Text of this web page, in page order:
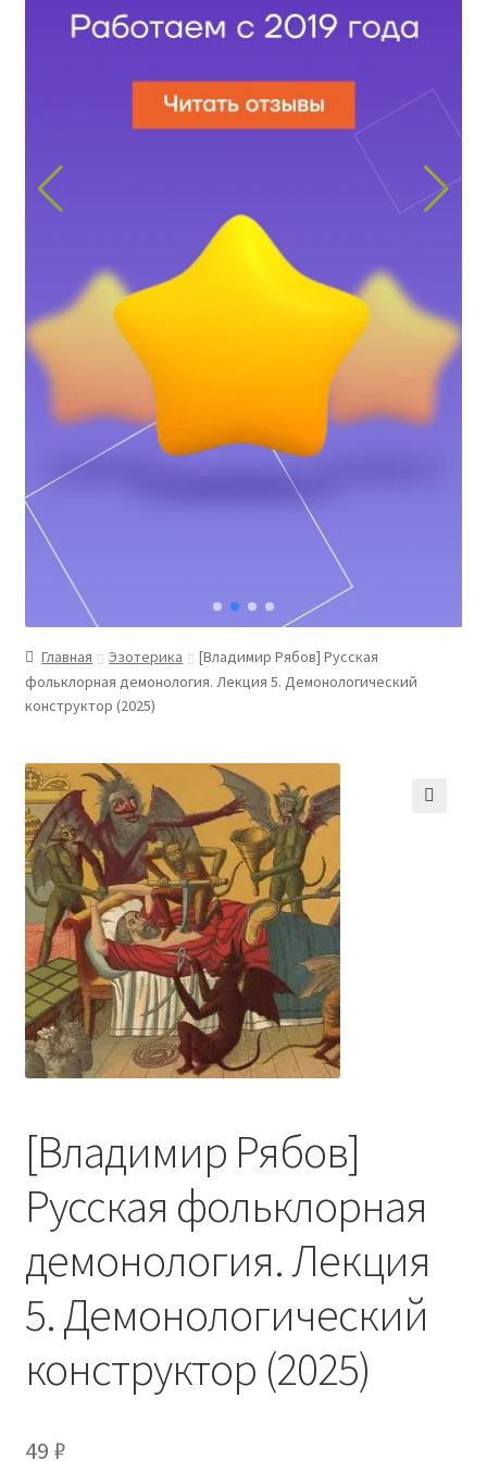
Главная Эзотерика
[Владимир Рябов] Русская
фольклорная демонология. Лекция 5. Демонологический
конструктор (2025)
[Владимир Рябов]
Русская фольклорная
демонология. Лекция
5. Демонологический
конструктор (2025)
49 ₽